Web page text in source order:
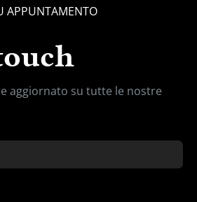
APPUNTAMENTO
aggiornato su tutte le nostre